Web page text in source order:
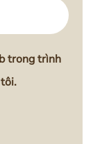
trong trình